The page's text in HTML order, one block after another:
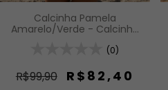
Calcinha Pamela
Amarelo/Verde - Calcinha
(0)
R$99,90 R$82,40